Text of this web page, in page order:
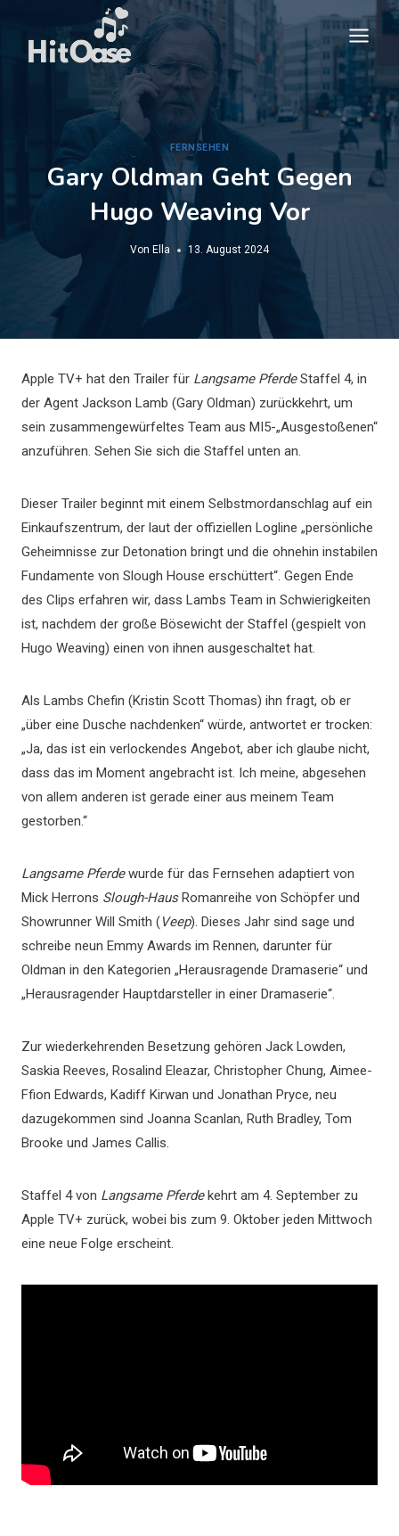
springen
FERNSEHEN
Gary Oldman Geht Gegen
Hugo Weaving Vor
Von Ella 13. August 2024
Apple TV+ hat den Trailer für Langsame PferdeStaffel 4, in
der Agent Jackson Lamb (Gary Oldman) zurückkehrt, um
sein zusammengewürfeltes Team aus MI5-„Ausgestoßenen“
anzuführen. Sehen Sie sich die Staffel unten an.
Dieser Trailer beginnt mit einem Selbstmordanschlag auf ein
Einkaufszentrum, der laut der offiziellen Logline „persönliche
Geheimnisse zur Detonation bringt und die ohnehin instabilen
Fundamente von Slough House erschüttert“. Gegen Ende
des Clips erfahren wir, dass Lambs Team in Schwierigkeiten
ist, nachdem der große Bösewicht der Staffel (gespielt von
Hugo Weaving) einen von ihnen ausgeschaltet hat.
Als Lambs Chefin (Kristin Scott Thomas) ihn fragt, ob er
„über eine Dusche nachdenken“ würde, antwortet er trocken:
„Ja, das ist ein verlockendes Angebot, aber ich glaube nicht,
dass das im Moment angebracht ist. Ich meine, abgesehen
von allem anderen ist gerade einer aus meinem Team
gestorben.“
Langsame Pferdewurde für das Fernsehen adaptiert von
Mick Herrons Slough-HausRomanreihe von Schöpfer und
Showrunner Will Smith (Veep). Dieses Jahr sind sage und
schreibe neun Emmy Awards im Rennen, darunter für
Oldman in den Kategorien „Herausragende Dramaserie“ und
„Herausragender Hauptdarsteller in einer Dramaserie“.
Zur wiederkehrenden Besetzung gehören Jack Lowden,
Saskia Reeves, Rosalind Eleazar, Christopher Chung, Aimee-
Ffion Edwards, Kadiff Kirwan und Jonathan Pryce, neu
dazugekommen sind Joanna Scanlan, Ruth Bradley, Tom
Brooke und James Callis.
Staffel 4 von Langsame Pferdekehrt am 4. September zu
Apple TV+ zurück, wobei bis zum 9. Oktober jeden Mittwoch
eine neue Folge erscheint.